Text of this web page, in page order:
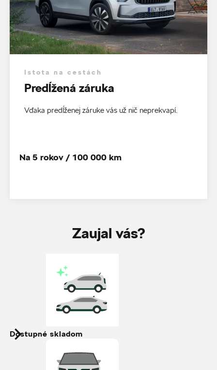
Istota na cestách
Predĺžená záruka
Vďaka predĺženej záruke vás už nič neprekvapí.
Na 5 rokov / 100 000 km
Zaujal vás?
Dostupné skladom